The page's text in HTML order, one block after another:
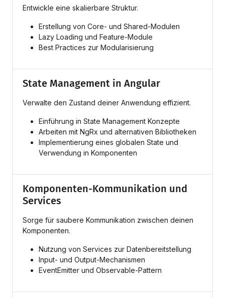
Entwickle eine skalierbare Struktur.
Erstellung von Core- und Shared-Modulen
Lazy Loading und Feature-Module
Best Practices zur Modularisierung
State Management in Angular
Verwalte den Zustand deiner Anwendung effizient.
Einführung in State Management Konzepte
Arbeiten mit NgRx und alternativen Bibliotheken
Implementierung eines globalen State und
Verwendung in Komponenten
Komponenten-Kommunikation und
Services
Sorge für saubere Kommunikation zwischen deinen
Komponenten.
Nutzung von Services zur Datenbereitstellung
Input- und Output-Mechanismen
EventEmitter und Observable-Pattern